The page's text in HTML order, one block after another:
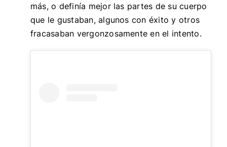
más, o definía mejor las partes de su cuerpo
que le gustaban, algunos con éxito y otros
fracasaban vergonzosamente en el intento.